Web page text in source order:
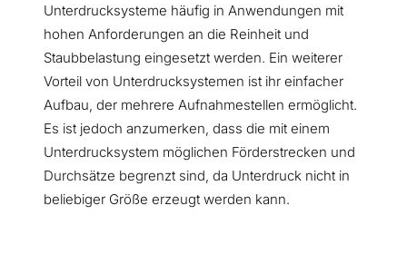
Unterdrucksysteme häufig in Anwendungen mit
hohen Anforderungen an die Reinheit und
Staubbelastung eingesetzt werden. Ein weiterer
Vorteil von Unterdrucksystemen ist ihr einfacher
Aufbau, der mehrere Aufnahmestellen ermöglicht.
Es ist jedoch anzumerken, dass die mit einem
Unterdrucksystem möglichen Förderstrecken und
Durchsätze begrenzt sind, da Unterdruck nicht in
beliebiger Größe erzeugt werden kann.